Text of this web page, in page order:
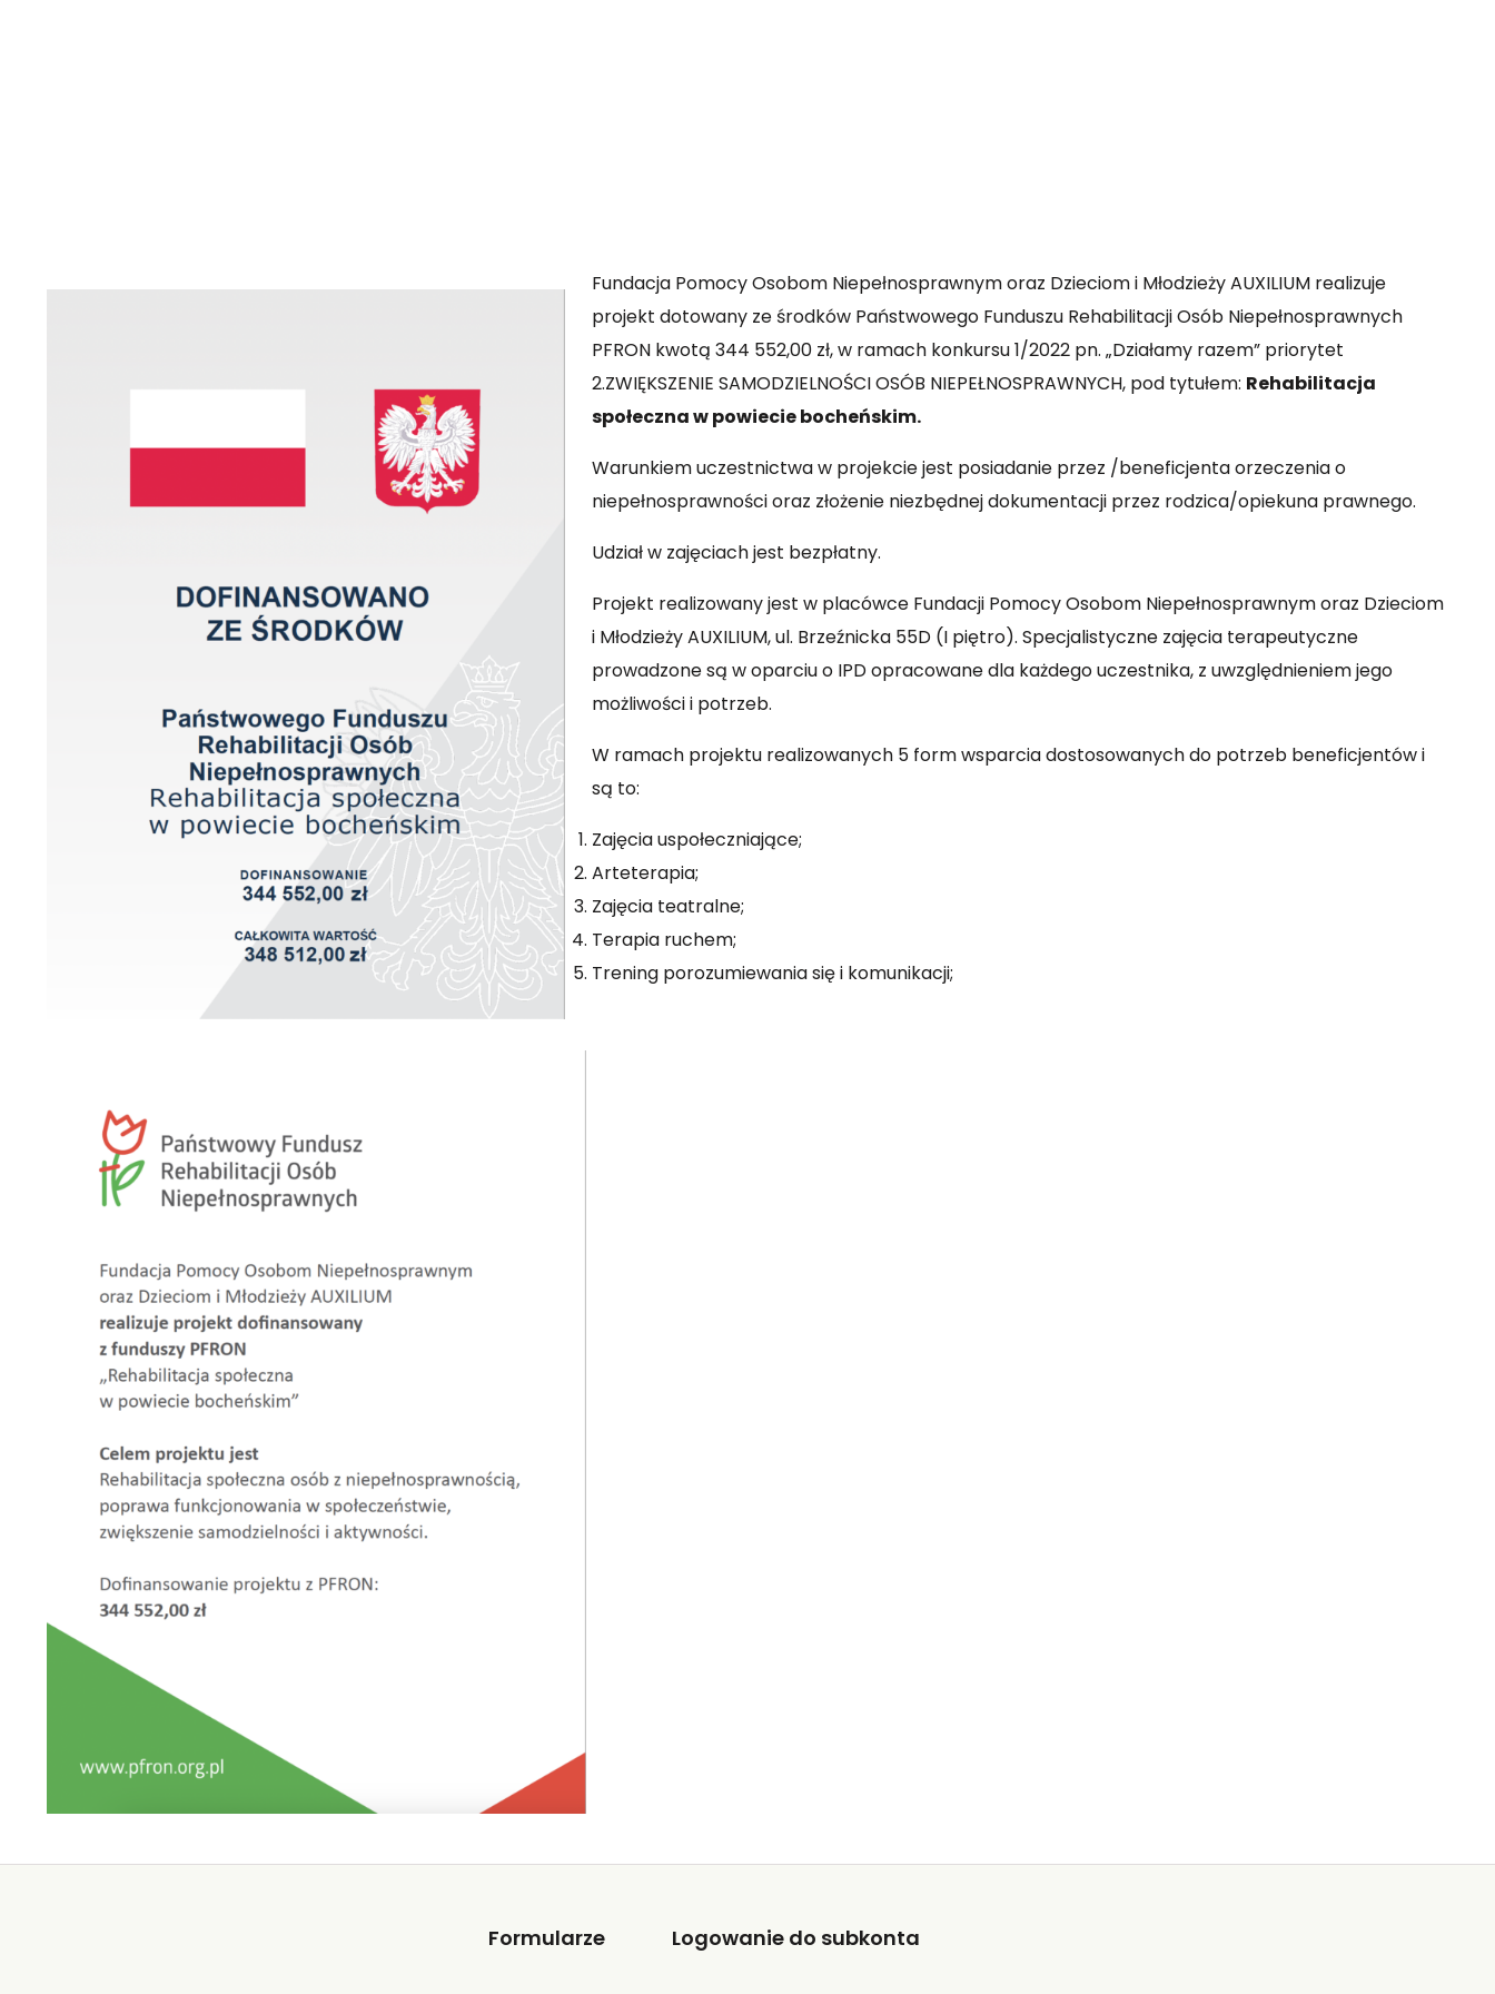
Fundacja Pomocy Osobom Niepełnosprawnym oraz Dzieciom i Młodzieży AUXILIUM realizuje
projekt dotowany ze środków Państwowego Funduszu Rehabilitacji Osób Niepełnosprawnych
PFRON kwotą 344 552,00 zł, w ramach konkursu 1/2022 pn. „Działamy razem” priorytet
2.ZWIĘKSZENIE SAMODZIELNOŚCI OSÓB NIEPEŁNOSPRAWNYCH, pod tytułem: Rehabilitacja
społeczna w powiecie bocheńskim.
Warunkiem uczestnictwa w projekcie jest posiadanie przez /beneficjenta orzeczenia o
niepełnosprawności oraz złożenie niezbędnej dokumentacji przez rodzica/opiekuna prawnego.
Udział w zajęciach jest bezpłatny.
Projekt realizowany jest w placówce Fundacji Pomocy Osobom Niepełnosprawnym oraz Dzieciom
i Młodzieży AUXILIUM, ul. Brzeźnicka 55D (I piętro). Specjalistyczne zajęcia terapeutyczne
prowadzone są w oparciu o IPD opracowane dla każdego uczestnika, z uwzględnieniem jego
możliwości i potrzeb.
W ramach projektu realizowanych 5 form wsparcia dostosowanych do potrzeb beneficjentów i
są to:
Zajęcia uspołeczniające;
Arteterapia;
Zajęcia teatralne;
Terapia ruchem;
Trening porozumiewania się i komunikacji;
Formularze Logowanie do subkonta